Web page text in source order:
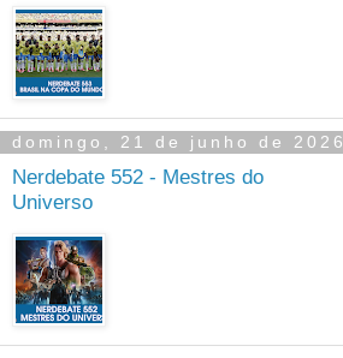
domingo, 21 de junho de 2026
Nerdebate 552 - Mestres do
Universo